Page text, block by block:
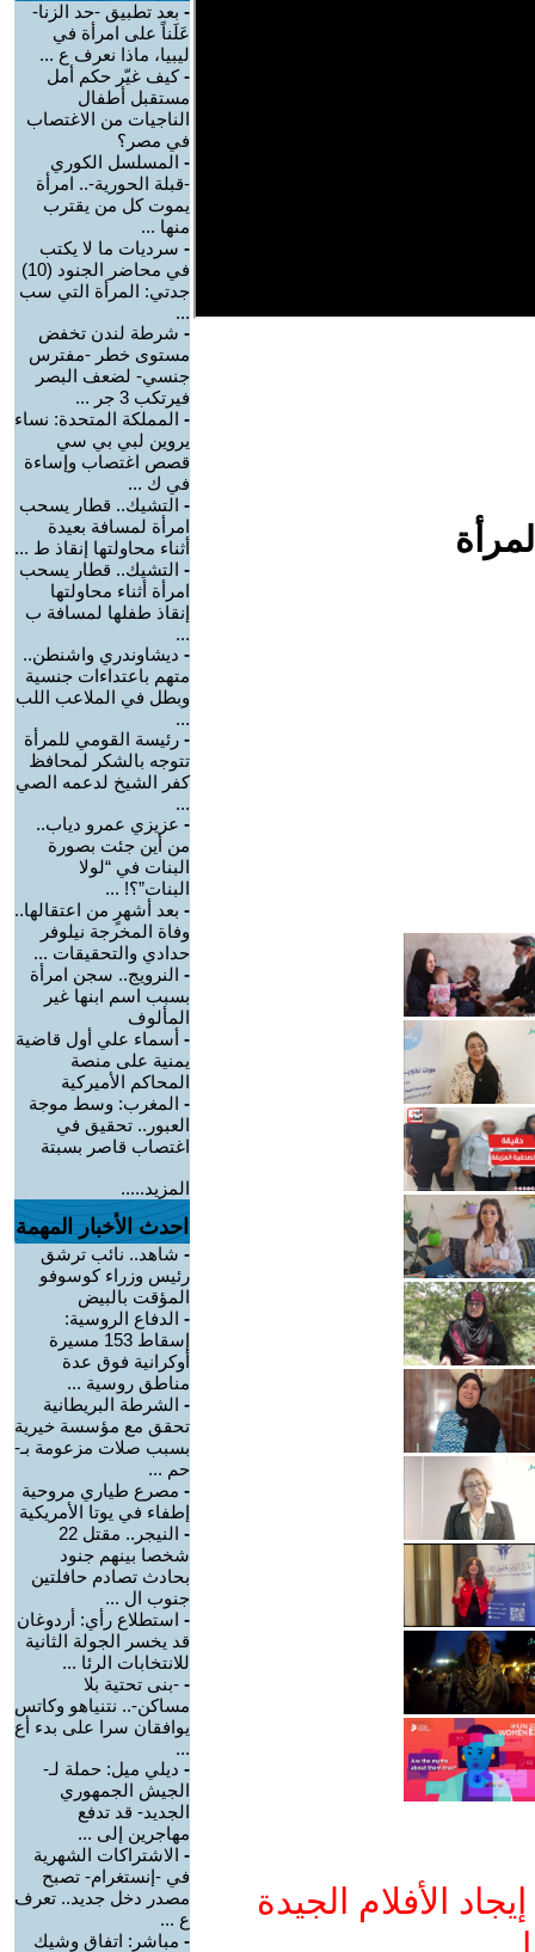
الأفلام الجيدة
- بعد تطبيق -حد الزنا-
عَلَناً على امرأة في
ليبيا، ماذا نعرف ع ...
-كيف غيّر حكم أمل
مستقبل أطفال
الناجيات من الاغتصاب
في مصر؟
- المسلسل الكوري
-قبلة الحورية-.. امرأة
يموت كل من يقترب
منها ...
- سرديات ما لا يكتب
في محاضر الجنود (10)
جدتي: المرأة التي سب
...
- شرطة لندن تخفض
مستوى خطر -مفترس
جنسي- لضعف البصر
فيرتكب 3 جر ...
- المملكة المتحدة: نساء
يروين لبي بي سي
قصص اغتصاب وإساءة
في ك ...
- التشيك.. قطار يسحب
امرأة لمسافة بعيدة
أثناء محاولتها إنقاذ ط ...
- التشيك.. قطار يسحب
امرأة أثناء محاولتها
إنقاذ طفلها لمسافة ب
...
- ديشاوندري واشنطن..
متهم باعتداءات جنسية
وبطل في الملاعب اللب
...
- رئيسة القومي للمرأة
تتوجه بالشكر لمحافظ
كفر الشيخ لدعمه الصي
...
- عزيزي عمرو دياب..
من أين جئت بصورة
البنات في “لولا
البنات”؟! ...
- بعد أشهرٍ من اعتقالها..
وفاة المخرجة نيلوفر
حدادي والتحقيقات ...
- النرويج.. سجن امرأة
بسبب اسم ابنها غير
المألوف
- أسماء علي أول قاضية
يمنية على منصة
المحاكم الأميركية
- المغرب: وسط موجة
العبور.. تحقيق في
اغتصاب قاصر بسبتة
المزيد.....
احدث الأخبار المهمة
- شاهد.. نائب ترشق
رئيس وزراء كوسوفو
المؤقت بالبيض
- الدفاع الروسية:
إسقاط 153 مسيرة
أوكرانية فوق عدة
مناطق روسية ...
- الشرطة البريطانية
تحقق مع مؤسسة خيرية
بسبب صلات مزعومة بـ-
حم ...
- مصرع طياري مروحية
إطفاء في يوتا الأمريكية
-
النيجر.. مقتل 22
شخصا بينهم جنود
بحادث تصادم حافلتين
جنوب ال ...
- استطلاع رأي: أردوغان
قد يخسر الجولة الثانية
للانتخابات الرئا ...
- -بنى تحتية بلا
مساكن-.. نتنياهو وكاتس
يوافقان سرا على بدء أع
...
- ديلي ميل: حملة لـ-
الجيش الجمهوري
الجديد- قد تدفع
مهاجرين إلى ...
- الاشتراكات الشهرية
في -إنستغرام- تصبح
مصدر دخل جديد.. تعرف
ع ...
- مباشر: اتفاق وشيك